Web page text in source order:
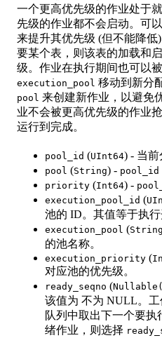
一个更高优先级的作业处于
先级的作业都不会启动。可
来提升其优先级 (但不能降
要某个表，则该表的加载和
级。作业在执行期间也可以
execution_pool 移动到新分
pool 来创建新作业，以避免
业不会被更高优先级的作业
运行到完成。
pool_id (UInt64) - 当前
pool (String) - pool_id
priority (Int64) -
execution_pool_id (
池的 ID。其值等于执行
execution_pool (String
的池名称。
execution_priority (
对应池的优先级。
ready_seqno (
该值为 不为 NULL。
队列中取出下一个要
绪作业，则选择